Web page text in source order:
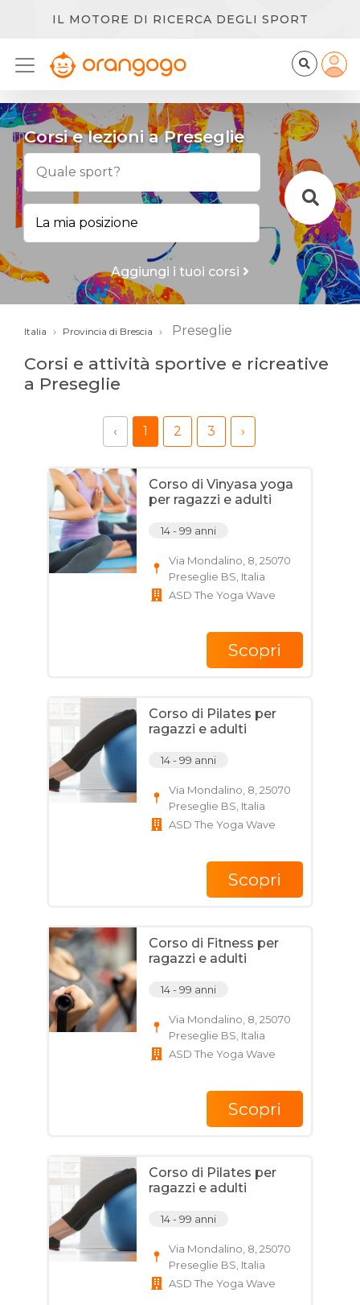
IL MOTORE DI RICERCA DEGLI SPORT
Corsi e lezioni a Preseglie
Aggiungi i tuoi corsi
Italia Provincia di Brescia Preseglie
Corsi e attività sportive e ricreative
a Preseglie
‹ 1 2 3 ›
Corso di Vinyasa yoga
per ragazzi e adulti
14 - 99 anni
Via Mondalino, 8, 25070
Preseglie BS, Italia
ASD The Yoga Wave
Scopri
Corso di Pilates per
ragazzi e adulti
14 - 99 anni
Via Mondalino, 8, 25070
Preseglie BS, Italia
ASD The Yoga Wave
Scopri
Corso di Fitness per
ragazzi e adulti
14 - 99 anni
Via Mondalino, 8, 25070
Preseglie BS, Italia
ASD The Yoga Wave
Scopri
Corso di Pilates per
ragazzi e adulti
14 - 99 anni
Via Mondalino, 8, 25070
Preseglie BS, Italia
ASD The Yoga Wave